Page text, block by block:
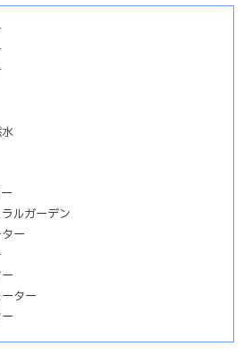
ルガーデン
ー
ター